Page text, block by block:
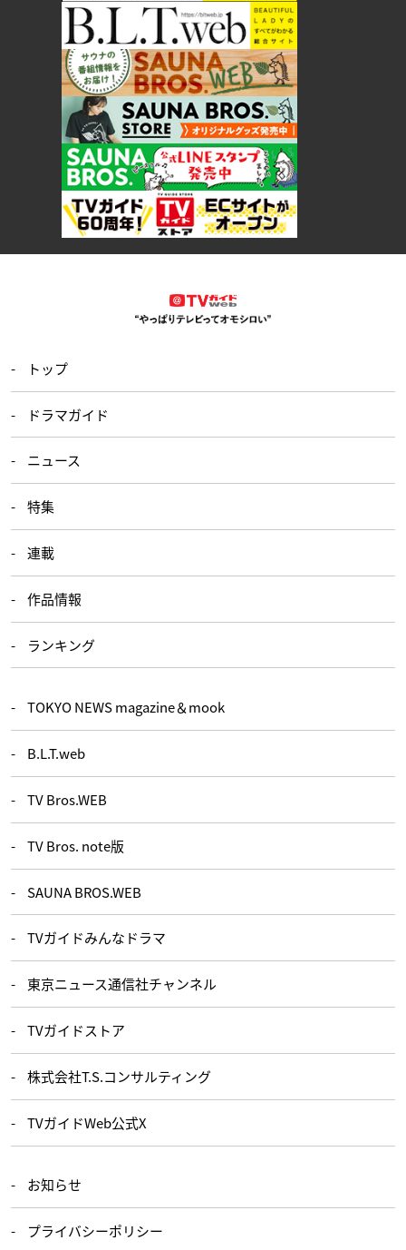
トップ
ドラマガイド
ニュース
特集
連載
作品情報
ランキング
TOKYO NEWS magazine＆mook
B.L.T.web
TV Bros.WEB
TV Bros. note版
SAUNA BROS.WEB
TVガイドみんなドラマ
東京ニュース通信社チャンネル
TVガイドストア
株式会社T.S.コンサルティング
TVガイドWeb公式X
お知らせ
プライバシーポリシー